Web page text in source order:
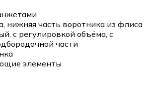
нижняя часть воротника из флиса
с регулировкой объёма, с
части
элементы